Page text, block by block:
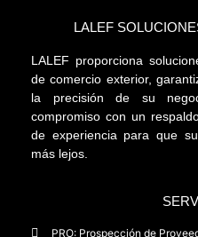
LALEF
LALEF proporciona
de comercio exterior,
la precisión de su
compromiso con un
de experiencia para que
más lejos.
PRO: Prospección de